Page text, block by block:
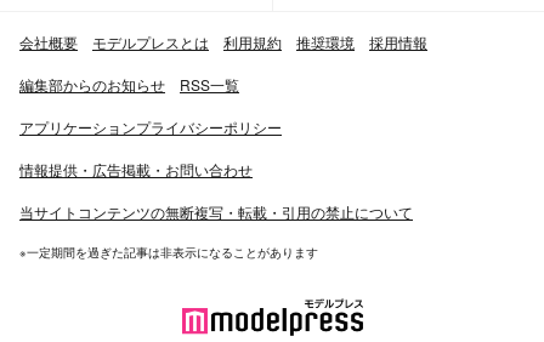
会社概要 モデルプレスとは 利用規約 推奨環境 採用情報
編集部からのお知らせ RSS一覧
アプリケーションプライバシーポリシー
情報提供・広告掲載・お問い合わせ
当サイトコンテンツの無断複写・転載・引用の禁止について
※一定期間を過ぎた記事は非表示になることがあります